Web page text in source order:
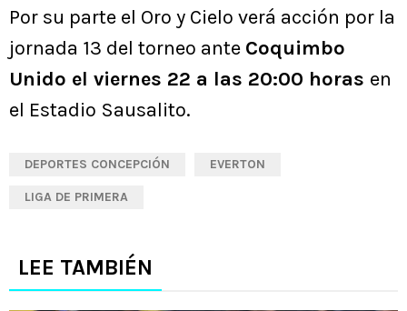
Por su parte el Oro y Cielo verá acción por la
jornada 13 del torneo ante Coquimbo
Unido el viernes 22 a las 20:00 horas en
el Estadio Sausalito.
DEPORTES CONCEPCIÓN EVERTON
LIGA DE PRIMERA
LEE TAMBIÉN